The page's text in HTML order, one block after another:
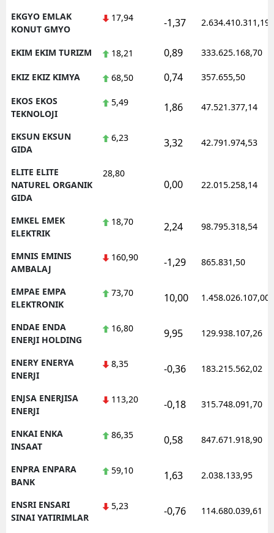
EKGYO EMLAK
KONUT GMYO
17,94 -1,37 2.634.410.311,19
EKIM EKIM TURIZM 18,21 0,89 333.625.168,70
EKIZ EKIZ KIMYA 68,50 0,74 357.655,50
EKOS EKOS
TEKNOLOJI
5,49 1,86 47.521.377,14
EKSUN EKSUN
GIDA
6,23 3,32 42.791.974,53
ELITE ELITE
NATUREL ORGANIK
GIDA
28,80
0,00 22.015.258,14
EMKEL EMEK
ELEKTRIK
18,70 2,24 98.795.318,54
EMNIS EMINIS
AMBALAJ
160,90 -1,29 865.831,50
EMPAE EMPA
ELEKTRONIK
73,70 10,00 1.458.026.107,00
ENDAE ENDA
ENERJI HOLDING
16,80 9,95 129.938.107,26
ENERY ENERYA
ENERJI
8,35 -0,36 183.215.562,02
ENJSA ENERJISA
ENERJI
113,20 -0,18 315.748.091,70
ENKAI ENKA
INSAAT
86,35 0,58 847.671.918,90
ENPRA ENPARA
BANK
59,10 1,63 2.038.133,95
ENSRI ENSARI
SINAI YATIRIMLAR
5,23 -0,76 114.680.039,61